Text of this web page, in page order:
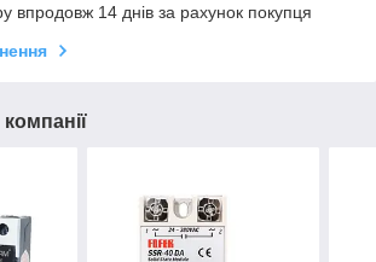
впродовж 14 днів за рахунок покупця